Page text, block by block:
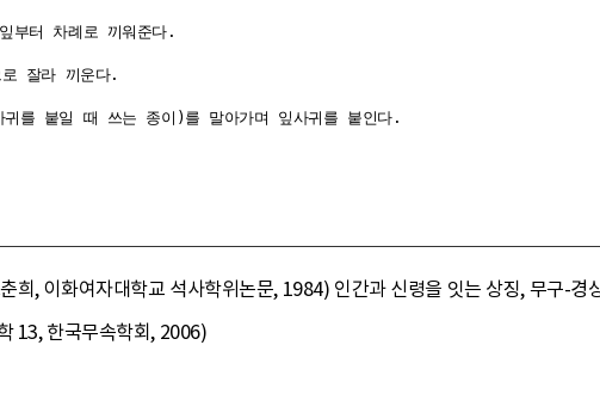
부터 차례로 끼워준다.
잘라 끼운다.
희, 이화여자대학교 석사학위논문, 1984) 인간과 신령을 잇는 상징, 무구-
13, 한국무속학회, 2006)